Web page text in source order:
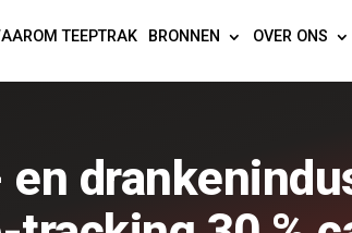
TEEPTRAK BRONNEN OVER ONS